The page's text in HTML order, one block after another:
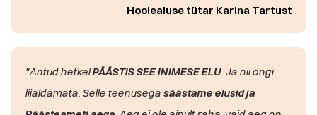
Hoolealuse tütar Karina Tartust
"Antud hetkelPÄÄSTIS SEE INIMESE ELU. Ja nii ongi
liialdamata. Selle teenusega säästame elusid ja